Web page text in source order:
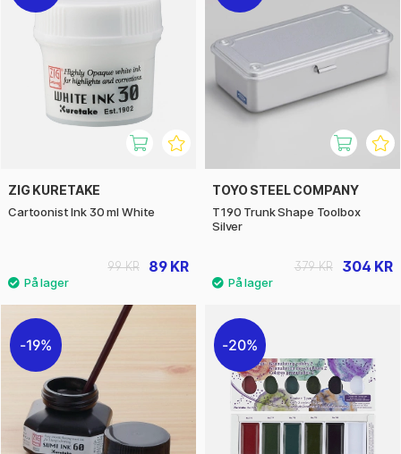
ZIG KURETAKE
Cartoonist Ink 30 ml White
89 KR
99 KR
TOYO STEEL COMPANY
T190 Trunk Shape Toolbox
Silver
304 KR
379 KR
19% 20%